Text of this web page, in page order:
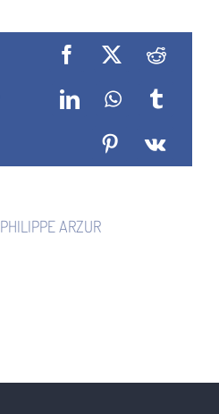
Facebook
X Reddit
LinkedInWhatsApp
Tumblr
Pinterest
Vk
PHILIPPE ARZUR